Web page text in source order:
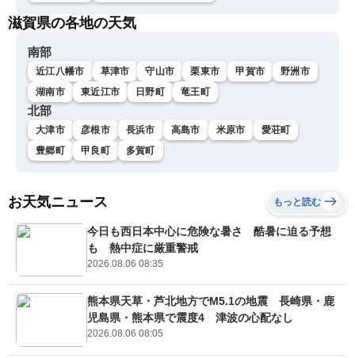
滋賀県の各地の天気
南部
近江八幡市 草津市 守山市 栗東市 甲賀市
野洲市
湖南市
東近江市 日野町 竜王町
北部
大津市 彦根市 長浜市 高島市 米原市
愛荘町
豊郷町
甲良町 多賀町
お天気ニュース もっと読む
今日も西日本中心に危険な暑さ 酷暑に迫る予想
も 熱中症に厳重警戒
2026.08.06 08:35
熊本県天草・芦北地方でM5.1の地震 長崎県・鹿
児島県・熊本県で震度4 津波の心配なし
2026.08.06 08:05